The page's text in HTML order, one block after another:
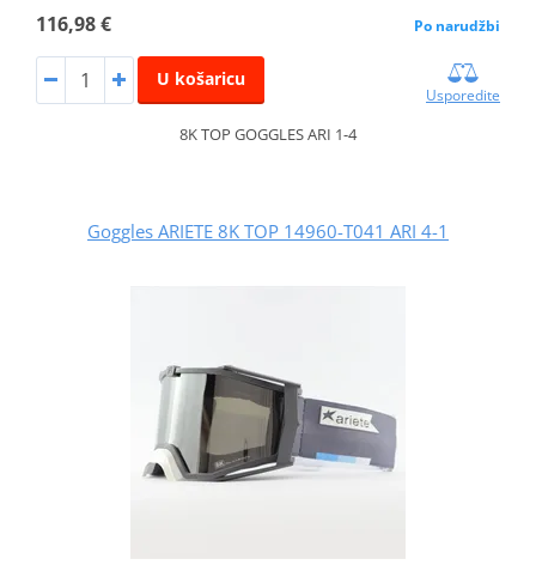
116,98 € Po narudžbi
U košaricu
Usporedite
8K TOP GOGGLES ARI 1-4
Goggles ARIETE 8K TOP 14960-T041 ARI 4-1